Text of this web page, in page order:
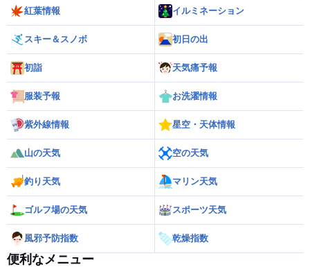
紅葉情報 イルミネーション
スキー＆スノボ 初日の出
初詣 天気痛予報
服装予報 お洗濯情報
紫外線情報 星空・天体情報
山の天気 空の天気
釣り天気 マリン天気
ゴルフ場の天気 スポーツ天気
風邪予防指数 乾燥指数
便利なメニュー